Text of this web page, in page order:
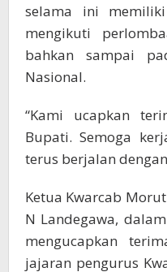
selama ini
mengikuti
bahkan sampai
Nasional.
“Kami ucapkan
Bupati. Semoga
terus berjalan
Ketua Kwarcab
N Landegawa,
mengucapkan
jajaran pengurus